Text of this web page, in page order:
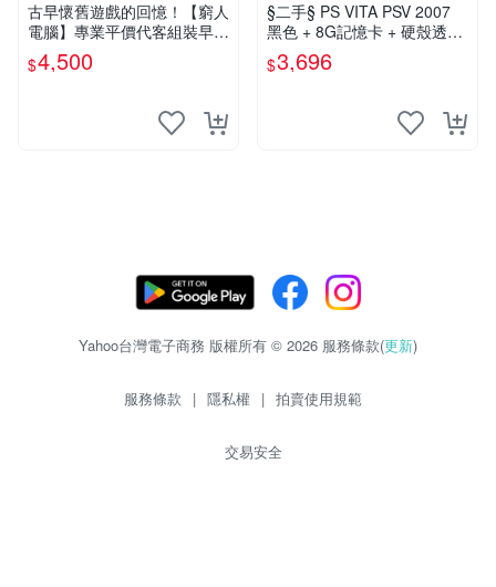
古早懷舊遊戲的回憶！【窮人
電腦】專業平價代客組裝早期
Windows98/95/DOS遊戲機--
-專業首選！
$4,500
§二手§ PS VITA PSV 2007
黑色 + 8G記憶卡 + 硬殼透明
保護殼 ｜郵局寄送｜未含運
｜購買前請私訊確認
$3,696
Yahoo台灣電子商務 版權所有 © 2026 服務條款(更新)
服務條款 | 隱私權 | 拍賣使用規範
交易安全